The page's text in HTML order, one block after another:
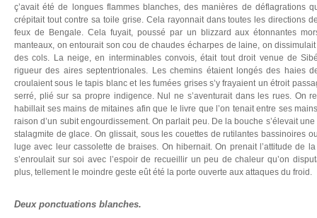
ç’avait été de longues flammes blanches, des manières de déflagrations
crépitait tout contre sa toile grise. Cela rayonnait dans toutes les directions
feux de Bengale. Cela fuyait, poussé par un blizzard aux étonnantes
manteaux, on entourait son cou de chaudes écharpes de laine, on
des cols. La neige, en interminables convois, était tout droit venue de
rigueur des aires septentrionales. Les chemins étaient longés des haies
croulaient sous le tapis blanc et les fumées grises s’y frayaient un étroit
serré, plié sur sa propre indigence. Nul ne s’aventurait dans les rues. On
habillait ses mains de mitaines afin que le livre que l’on tenait entre ses
raison d’un subit engourdissement. On parlait peu. De la bouche s’élevait
stalagmite de glace. On glissait, sous les couettes de rutilantes bassinoires
luge avec leur cassolette de braises. On hibernait. On prenait l’attitude de
s’enroulait sur soi avec l’espoir de recueillir un peu de chaleur qu’on
plus, tellement le moindre geste eût été la porte ouverte aux attaques du froid.
Deux ponctuations blanches.